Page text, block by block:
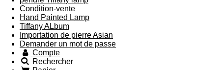
Condition-vente
Hand Painted Lamp
Tiffany ALbum
Importation de pierre Asian
Demander un mot de passe
Compte
Rechercher